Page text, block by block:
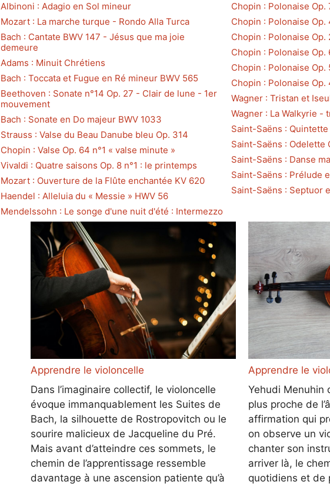
Albinoni : Adagio en Sol mineur
Mozart : La marche turque - Rondo Alla Turca
Bach : Cantate BWV 147 - Jésus que ma joie
demeure
Adams : Minuit Chrétiens
Bach : Toccata et Fugue en Ré mineur BWV 565
Beethoven : Sonate n°14 Op. 27 - Clair de lune - 1er
mouvement
Bach : Sonate en Do majeur BWV 1033
Strauss : Valse du Beau Danube bleu Op. 314
Chopin : Valse Op. 64 n°1 « valse minute »
Vivaldi : Quatre saisons Op. 8 n°1 : le printemps
Mozart : Ouverture de la Flûte enchantée KV 620
Haendel : Alleluia du « Messie » HWV 56
Mendelssohn : Le songe d'une nuit d'été : Intermezzo
Chopin : Polonaise Op.
Chopin : Polonaise Op.
Chopin : Polonaise Op.
Chopin : Polonaise Op.
Chopin : Polonaise Op.
Chopin : Polonaise Op.
Wagner : Tristan et
Wagner : La Walkyrie -
Saint-Saëns :
Saint-Saëns : Odelette
Saint-Saëns : Danse
Saint-Saëns : Prélude
Saint-Saëns : Septuor
Apprendre le violoncelle
Dans l’imaginaire collectif, le violoncelle
évoque immanquablement les Suites de
Bach, la silhouette de Rostropovitch ou le
sourire malicieux de Jacqueline du Pré.
Mais avant d’atteindre ces sommets, le
chemin de l’apprentissage ressemble
davantage à une ascension patiente qu’à
Apprendre le
Yehudi Menuhin
plus proche de
affirmation qui
on observe un
chanter son
arriver là, le
quotidiens et de